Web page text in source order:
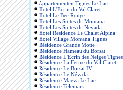
Appartementen Tignes Le Lac
Hotel L'Ecrin du Val Claret
Hotel Le Bec Rouge
Hotel Les Suites du Montana
Hotel Les Suites du Nevada
Hotel Residence Le Chalet Alpina
Hotel Village Montana Tignes
Résidence Grande Motte
Résidence Hameau du Borsat
Résidence L'Ecrin des Neiges Tignes
Résidence La Ferme du Val Claret
Résidence Le Borsat IV
Résidence Le Névada
Résidence Maeva Le Lac
Résidence Telemark